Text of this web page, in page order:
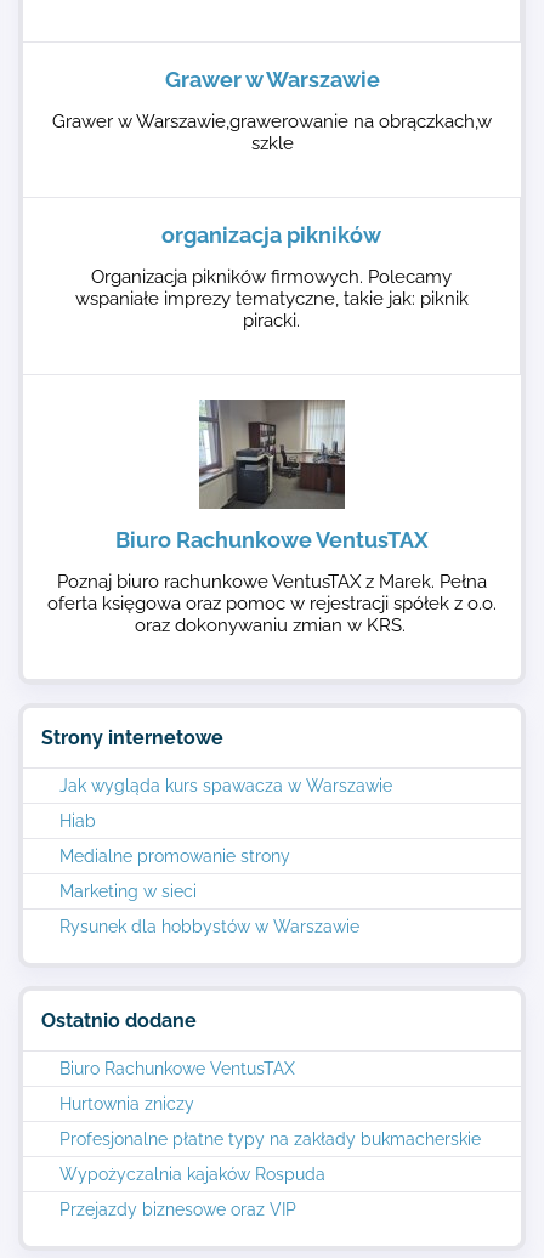
Strony internetowe
Jak wygląda kurs spawacza w Warszawie
Hiab
Medialne promowanie strony
Marketing w sieci
Rysunek dla hobbystów w Warszawie
Ostatnio dodane
Biuro Rachunkowe VentusTAX
Hurtownia zniczy
Profesjonalne płatne typy na zakłady bukmacherskie
Wypożyczalnia kajaków Rospuda
Przejazdy biznesowe oraz VIP
Grawer w Warszawie
Grawer w Warszawie,grawerowanie na obrączkach,w
szkle
organizacja pikników
Organizacja pikników firmowych. Polecamy
wspaniałe imprezy tematyczne, takie jak: piknik
piracki.
Biuro Rachunkowe VentusTAX
Poznaj biuro rachunkowe VentusTAX z Marek. Pełna
oferta księgowa oraz pomoc w rejestracji spółek z o.o.
oraz dokonywaniu zmian w KRS.